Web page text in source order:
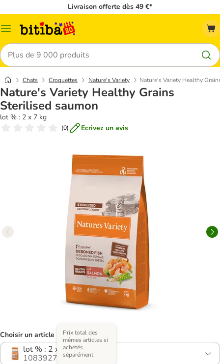
Livraison offerte dès 49 €*
Menu
Rechercher
Chats Croquettes Nature's Variety Nature's Variety Healthy
Nature's Variety Healthy Grains
Sterilised saumon
lot % : 2 x 7 kg
(0) Ecrivez un avis
Choisir un article (4 variantes)
lot % : 2 x 7 kg
1083927.1
Prix total des
mêmes articles si
achetés
séparément